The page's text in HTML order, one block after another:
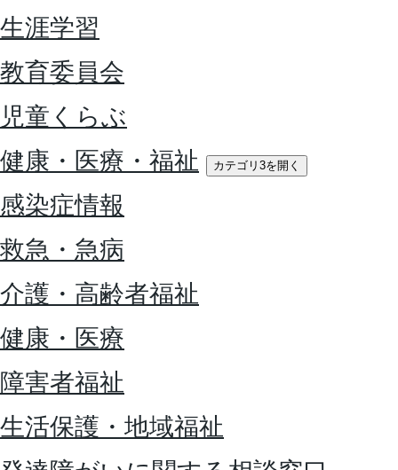
生涯学習
教育委員会
児童くらぶ
健康・医療・福祉
カテゴリ3を開く
感染症情報
救急・急病
介護・高齢者福祉
健康・医療
障害者福祉
生活保護・地域福祉